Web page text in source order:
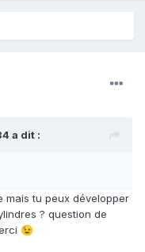
a dit :
mais tu peux développer
? question de
😉